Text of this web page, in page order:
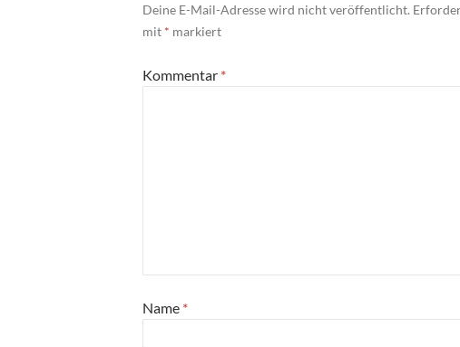
Deine E-Mail-Adresse wird nicht veröffentlicht.
mit * markiert
Kommentar *
Name *